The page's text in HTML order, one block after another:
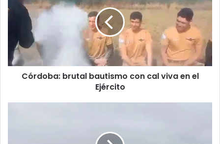
Córdoba: brutal bautismo con cal viva en el
Ejército